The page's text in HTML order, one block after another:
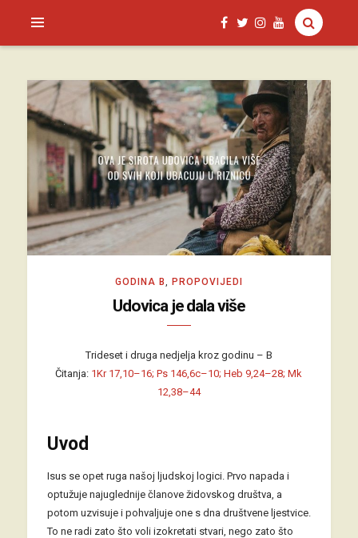
SAGUD.XYZ
GODINA B PROPOVIJEDI
Udovica je dala više
Trideset i druga nedjelja kroz godinu – B
Čitanja: 1Kr 17,10–16; Ps 146,6c–10; Heb 9,24–28; Mk
12,38–44
Uvod
Isus se opet ruga našoj ljudskoj logici. Prvo napada i
optužuje najuglednije članove židovskog društva, a
potom uzvisuje i pohvaljuje one s dna društvene ljestvice.
To ne radi zato što voli izokretati stvari, nego zato što